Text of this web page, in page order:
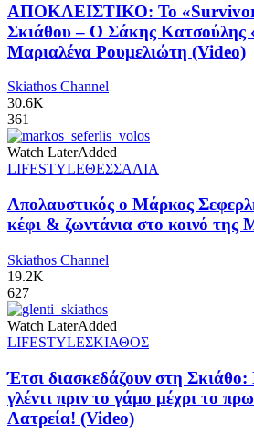
ΑΠΟΚΛΕΙΣΤΙΚΟ: Το
Σκιάθου – Ο Σάκης Κατσούλης
Μαριαλένα Ρουμελιώτη (Video)
Skiathos Channel
30.6K
361
Watch LaterAdded
LIFESTYLEΘΕΣΣΑΛΙΑ
Απολαυστικός ο Μάρκος
κέφι & ζωντάνια στο κοινό της
Skiathos Channel
19.2K
627
Watch LaterAdded
LIFESTYLEΣΚΙΑΘΟΣ
Έτσι διασκεδάζουν στη
γλέντι πριν το γάμο μέχρι το
Λατρεία! (Video)